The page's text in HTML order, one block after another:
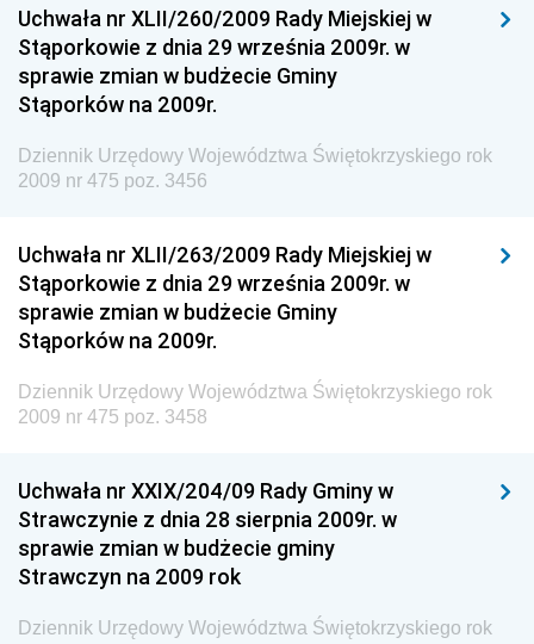
Dziennik Urzędowy Ministra Spraw Zagranicznych
Dziennik Urzędowy Centralnego Biura
Antykorupcyjnego
Wewnętrznego
Dziennik Urzędowy Urzędu Patentowego
Dziennik Urzędowy Generalnej Dyrekcji Dróg
Krajowych i Autostrad
Dziennik Urzędowy Ministra Środowiska
Dziennik Urzędowy Ministra Edukacji
Dziennik Urzędowy Ministra Przemysłu
Dziennik Urzędowy Ministra Finansów i Gospodarki
Dziennik Urzędowy Ministra do Spraw Unii
Uchwała nr XLII/260/2009 Rady Miejskiej w
Stąporkowie z dnia 29 września 2009r. w
sprawie zmian w budżecie Gminy
Stąporków na 2009r.
Dziennik Urzędowy Województwa Świętokrzyskiego rok
2009 nr 475 poz. 3456
Uchwała nr XLII/263/2009 Rady Miejskiej w
Stąporkowie z dnia 29 września 2009r. w
sprawie zmian w budżecie Gminy
Stąporków na 2009r.
Dziennik Urzędowy Województwa Świętokrzyskiego rok
2009 nr 475 poz. 3458
Uchwała nr XXIX/204/09 Rady Gminy w
Strawczynie z dnia 28 sierpnia 2009r. w
sprawie zmian w budżecie gminy
Strawczyn na 2009 rok
Dziennik Urzędowy Województwa Świętokrzyskiego rok